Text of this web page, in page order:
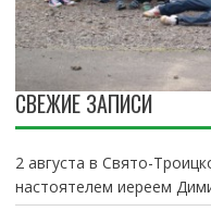
СВЕЖИЕ ЗАПИСИ
2 августа в Свято-
настоятелем иереем